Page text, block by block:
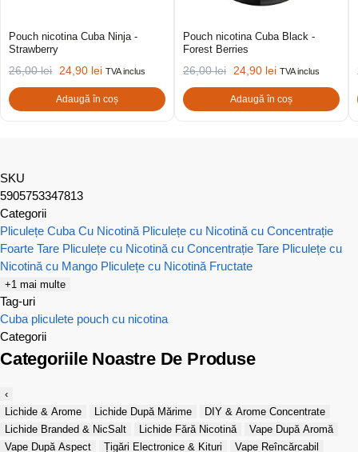
Pouch nicotina Cuba Ninja -
Strawberry
26,00lei 24,90 lei TVA inclus
Adaugă în coș
Pouch nicotina Cuba Black -
Forest Berries
26,00lei 24,90 lei TVA inclus
Adaugă în coș
SKU
5905753347813
Categorii
Pliculețe Cuba Cu Nicotină Pliculețe cu Nicotină cu Concentrație
Foarte Tare Pliculețe cu Nicotină cu Concentrație Tare Pliculețe cu
Nicotină cu Mango Pliculețe cu Nicotină Fructate
+1 mai multe
Tag-uri
Cuba pliculete pouch cu nicotina
Categorii
Categoriile Noastre De Produse
‹
Lichide & Arome
Lichide După Mărime
DIY & Arome Concentrate
Lichide Branded & NicSalt
Lichide Fără Nicotină
Vape După Aromă
Vape După Aspect
Țigări Electronice & Kituri
Vape Reîncărcabil